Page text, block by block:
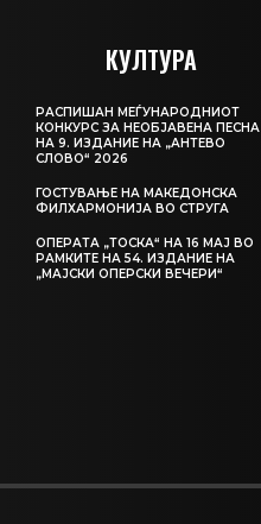
КУЛТУРА
РАСПИШАН МЕЃУНАРОДНИОТ
КОНКУРС ЗА НЕОБЈАВЕНА ПЕСНА
НА 9. ИЗДАНИЕ НА „АНТЕВО
СЛОВО“ 2026
ГОСТУВАЊЕ НА МАКЕДОНСКА
ФИЛХАРМОНИЈА ВО СТРУГА
ОПЕРАТА „ТОСКА“ НА 16 МАЈ ВО
РАМКИТЕ НА 54. ИЗДАНИЕ НА
„МАЈСКИ ОПЕРСКИ ВЕЧЕРИ“